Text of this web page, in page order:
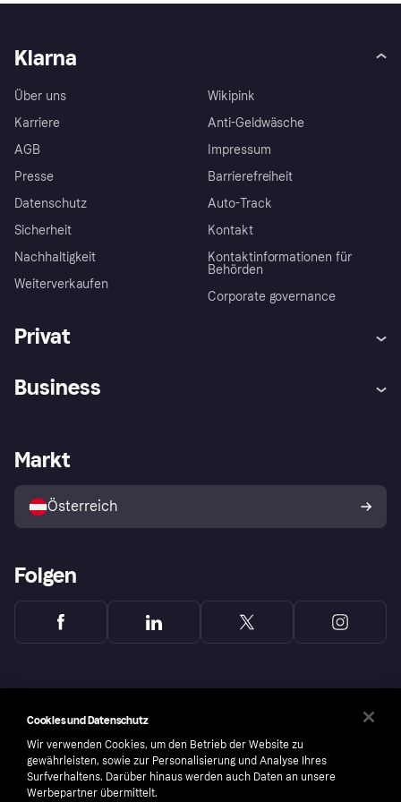
Klarna
Über uns
Karriere
AGB
Presse
Datenschutz
Sicherheit
Nachhaltigkeit
Weiterverkaufen
Wikipink
Anti-Geldwäsche
Impressum
Barrierefreiheit
Auto-Track
Kontakt
Kontaktinformationen für
Behörden
Corporate governance
Privat
Shops entdecken
Business
Händlerportal
Markt
Österreich
Folgen
Cookies und Datenschutz
Wir verwenden Cookies, um den Betrieb der Website zu
gewährleisten, sowie zur Personalisierung und Analyse Ihres
Surfverhaltens. Darüber hinaus werden auch Daten an unsere
Werbepartner übermittelt.